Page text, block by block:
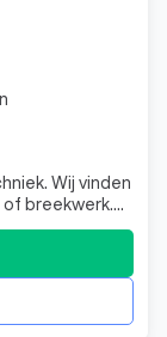
breekwerk.
én No